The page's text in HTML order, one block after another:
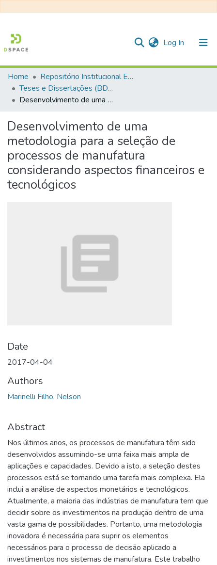
Log In (current)
Communities & Collections
All of DSpace
Statistics
Home
Repositório Institucional EESC
Teses e Dissertações (BDTD USP)
Desenvolvimento de uma metodologia para a seleção de processos de manufatura considerando aspectos financeiros e tecnológicos
Desenvolvimento de uma
metodologia para a seleção de
processos de manufatura
considerando aspectos financeiros e
tecnológicos
Date
2017-04-04
Authors
Marinelli Filho, Nelson
Abstract
Nos últimos anos, os processos de manufatura têm sido
desenvolvidos assumindo-se uma faixa mais ampla de
aplicações e capacidades. Devido a isto, a seleção destes
processos está se tornando uma tarefa mais complexa. Ela
inclui a análise de aspectos monetários e tecnológicos.
Atualmente, a maioria das indústrias de manufatura tem que
decidir sobre os investimentos na produção dentro de uma
vasta gama de possibilidades. Portanto, uma metodologia
inovadora é necessária para suprir os elementos
necessários para o processo de decisão aplicado a
investimentos nos sistemas de manufatura. Este trabalho